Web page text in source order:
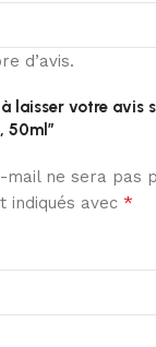
d’avis.
laisser votre avis
50ml”
mail ne sera pas
indiqués avec *